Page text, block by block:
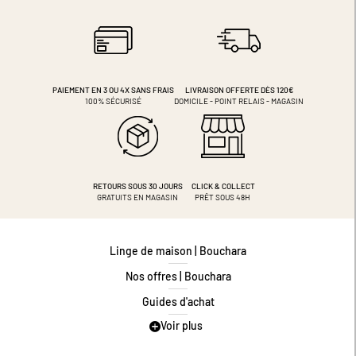
PAIEMENT EN 3 OU 4XSANS FRAIS
100% SÉCURISÉ
LIVRAISON OFFERTE DÈS 120€
DOMICILE - POINT RELAIS - MAGASIN
RETOURS SOUS 30 JOURS
GRATUITS EN MAGASIN
CLICK & COLLECT
PRÊT SOUS 48H
Linge de maison | Bouchara
Nos offres | Bouchara
Guides d'achat
Guide des tailles
Voir plus